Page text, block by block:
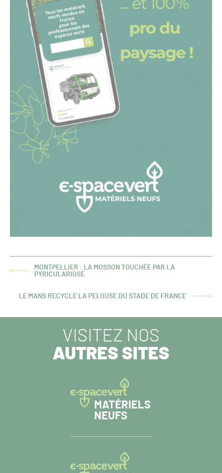
ARTICLE
MONTPELLIER : LA MOSSON TOUCHÉE PAR LA
PYRICULARIOSE
ARTICLE
LE MANS RECYCLE LA PELOUSE DU STADE DE FRANCE
VISITEZ NOS
AUTRES SITES
MATÉRIELS
NEUFS